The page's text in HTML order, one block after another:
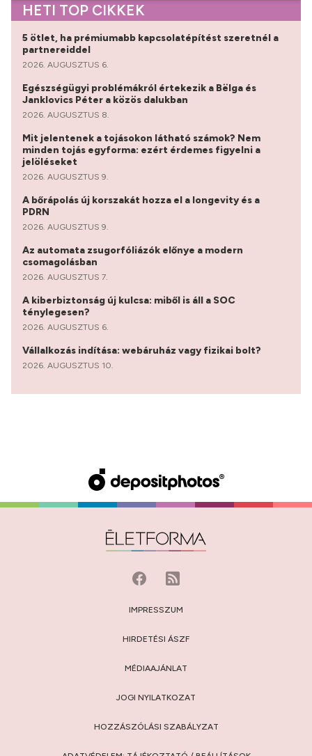
HETI TOP CIKKEK
5 ötlet, ha prémiumabb kapcsolatépítést szeretnél a
partnereiddel
2026. AUGUSZTUS 6.
Egészségügyi problémákról értekezik a Bëlga és
Janklovics Péter a közös dalukban
2026. AUGUSZTUS 8.
Mit jelentenek a tojásokon látható számok? Nem
minden tojás egyforma: ezért érdemes figyelni a
jelöléseket
2026. AUGUSZTUS 9.
A bőrápolás új korszakát hozza el a longevity és a
PDRN
2026. AUGUSZTUS 9.
Az automata zsugorfóliázók előnye a modern
csomagolásban
2026. AUGUSZTUS 7.
A kiberbiztonság új kulcsa: miből is áll a SOC
ténylegesen?
2026. AUGUSZTUS 6.
Vállalkozás indítása: webáruház vagy fizikai bolt?
2026. AUGUSZTUS 10.
IMPRESSZUM
HIRDETÉSI ÁSZF
MÉDIAAJÁNLAT
JOGI NYILATKOZAT
HOZZÁSZÓLÁSI SZABÁLYZAT